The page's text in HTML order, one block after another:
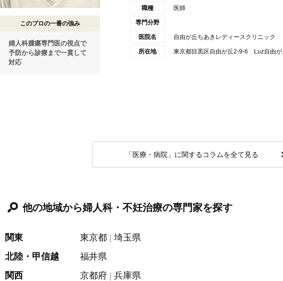
このプロの一番の強み
婦人科腫瘍専門医の視点で
予防から診療まで一貫して
対応
職種 医師
専門分野
医院名 自由が丘ちあきレディースクリニック
所在地 東京都目黒区自由が丘2-9-6 Luz自由が
「医療・病院」に関するコラムを全て見る
他の地域から婦人科・不妊治療の専門家を探す
関東 東京都
埼玉県
北陸・甲信越
福井県
関西
京都府 兵庫県